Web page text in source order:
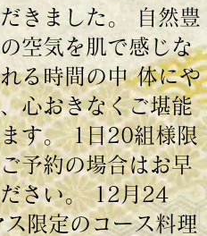
きました。 自然豊
空気を肌で感じな
る時間の中 体にや
心おきなくご堪能
す。 1日20組様限
予約の場合はお早
さい。 12月24
限定のコース料理